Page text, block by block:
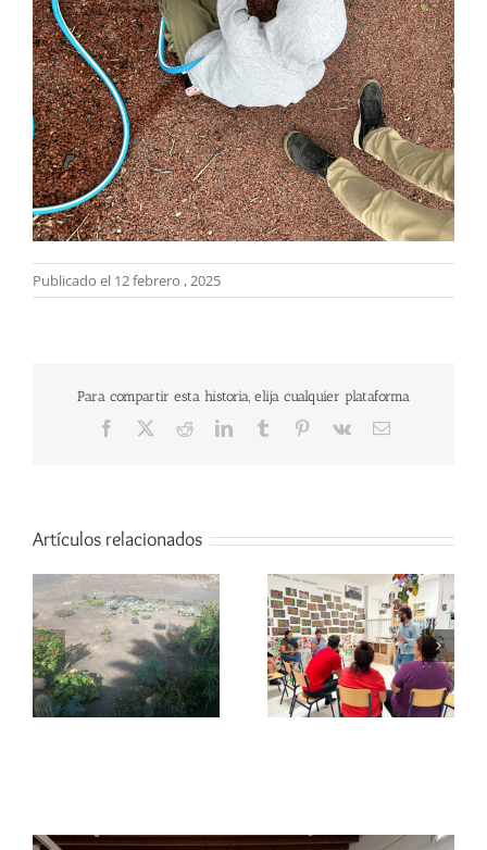
Publicado el 12 febrero , 2025
Para compartir esta historia, elija cualquier plataforma
Facebook RedditLinkedInTumblr Pinterest
Vk
Correo
Artículos relacionados